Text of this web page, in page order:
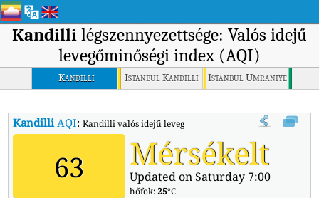
Kandilli légszennyezettsége: Valós idejű
levegőminőségi index (AQI)
Kandilli Istanbul Kandilli Istanbul Umraniye
KandilliAQI:Kandilli valós idejű levegőminőségi indexe (AQI).
63 Mérsékelt
Updated on Saturday 7:00
hőfok:25°C